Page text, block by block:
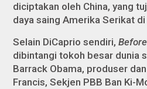
diciptakan oleh China, yang
daya saing Amerika Serikat
Selain DiCaprio sendiri,
dibintangi tokoh besar dunia
Barrack Obama, produser
Francis, Sekjen PBB Ban Ki-